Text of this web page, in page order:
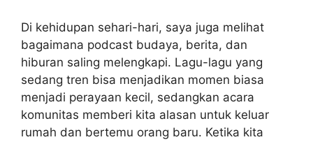
Di kehidupan sehari-hari, saya juga melihat
bagaimana podcast budaya, berita, dan
hiburan saling melengkapi. Lagu-lagu yang
sedang tren bisa menjadikan momen biasa
menjadi perayaan kecil, sedangkan acara
komunitas memberi kita alasan untuk keluar
rumah dan bertemu orang baru. Ketika kita